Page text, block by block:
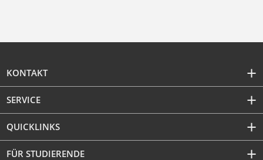
KONTAKT
SERVICE
QUICKLINKS
FÜR STUDIERENDE